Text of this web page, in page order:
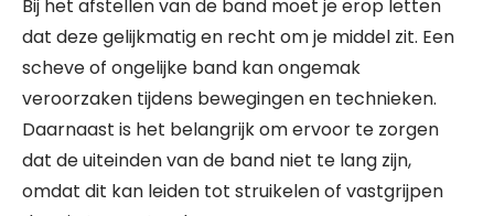
Bij het afstellen van de band moet je erop letten
dat deze gelijkmatig en recht om je middel zit. Een
scheve of ongelijke band kan ongemak
veroorzaken tijdens bewegingen en technieken.
Daarnaast is het belangrijk om ervoor te zorgen
dat de uiteinden van de band niet te lang zijn,
omdat dit kan leiden tot struikelen of vastgrijpen